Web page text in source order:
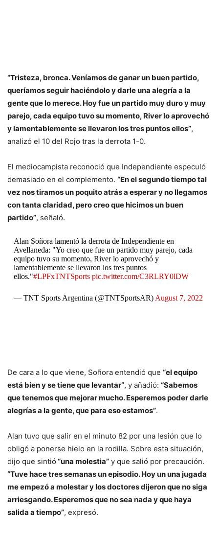
“Tristeza, bronca. Veníamos de ganar un buen partido,
queríamos seguir haciéndolo y darle una alegría a la
gente que lo merece. Hoy fue un partido muy duro y muy
parejo, cada equipo tuvo su momento, River lo aprovechó
y lamentablemente se llevaron los tres puntos ellos”,
analizó el 10 del Rojo tras la derrota 1-0.
El mediocampista reconoció que Independiente especuló
demasiado en el complemento. “En el segundo tiempo tal
vez nos tiramos un poquito atrás a esperar y no llegamos
con tanta claridad, pero creo que hicimos un buen
partido”, señaló.
Alan Soñora lamentó la derrota de Independiente en
Avellaneda: "Yo creo que fue un partido muy parejo, cada
equipo tuvo su momento, River lo aprovechó y
lamentablemente se llevaron los tres puntos
ellos."#LPFxTNTSports pic.twitter.com/C3RLRY0lDW
— TNT Sports Argentina (@TNTSportsAR) August 7, 2022
De cara a lo que viene, Soñora entendió que “el equipo
está bien y se tiene que levantar”, y añadió: “Sabemos
que tenemos que mejorar mucho. Esperemos poder darle
alegrías a la gente, que para eso estamos”.
Alan tuvo que salir en el minuto 82 por una lesión que lo
obligó a ponerse hielo en la rodilla. Sobre esta situación,
dijo que sintió “una molestia” y que salió por precaución.
“Tuve hace tres semanas un episodio. Hoy un una jugada
me empezó a molestar y los doctores dijeron que no siga
arriesgando. Esperemos que no sea nada y que haya
salida a tiempo”, expresó.